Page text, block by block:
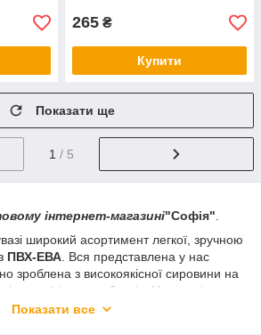
265 ₴
Купити
Показати ще
1 / 5
інтернет-магазині"Софія"
широкий асортимент легкої, зручною
ПВХ-ЕВА . Вся представлена у нас
зроблена з високоякісної сировини на
фірм-виробників. Немає нічого
зимове взуття оптом в Україні
Показати все